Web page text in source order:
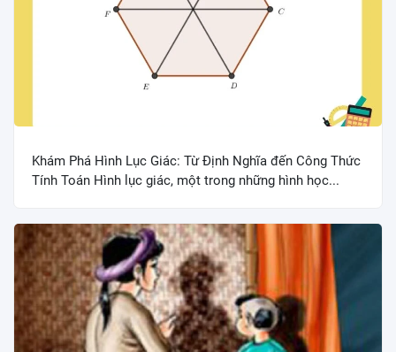
Khám Phá Hình Lục Giác: Từ Định Nghĩa đến Công Thức
Tính Toán Hình lục giác, một trong những hình học...